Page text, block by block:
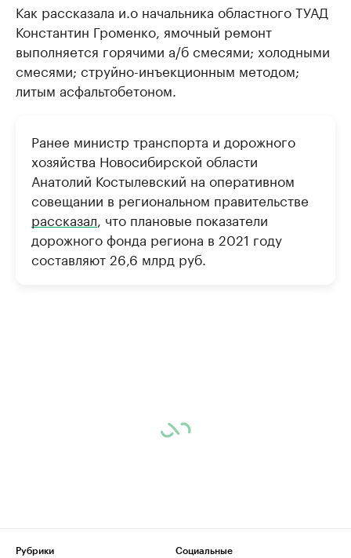
Как рассказала и.о начальника областного ТУАД
Константин Громенко, ямочный ремонт
выполняется горячими а/б смесями; холодными
смесями; струйно-инъекционным методом;
литым асфальтобетоном.
Ранее министр транспорта и дорожного
хозяйства Новосибирской области
Анатолий Костылевский на оперативном
совещании в региональном правительстве
рассказал , что плановые показатели
дорожного фонда региона в 2021 году
составляют 26,6 млрд руб.
Рубрики
Социальные